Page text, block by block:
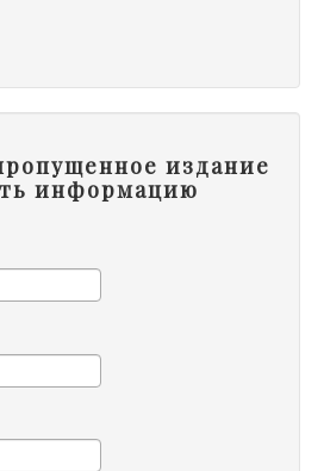
издание
информацию